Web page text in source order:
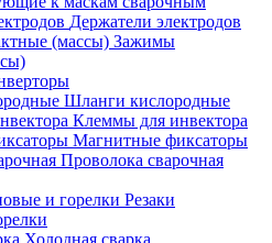
Держатели электродов
Зажимы
Шланги кислородные
Клеммы для инвектора
Магнитные фиксаторы
Проволока сварочная
Резаки
Холодная сварка